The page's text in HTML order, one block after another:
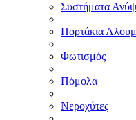
Συστήματα
Πορτάκια
Φωτισμός
Πόμολα
Νεροχύτες